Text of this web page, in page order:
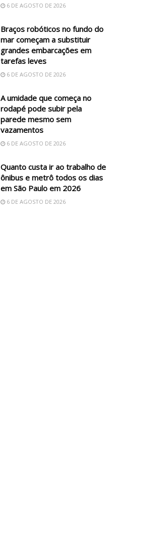
6 DE AGOSTO DE 2026
Braços robóticos no fundo do
mar começam a substituir
grandes embarcações em
tarefas leves
6 DE AGOSTO DE 2026
A umidade que começa no
rodapé pode subir pela
parede mesmo sem
vazamentos
6 DE AGOSTO DE 2026
Quanto custa ir ao trabalho de
ônibus e metrô todos os dias
em São Paulo em 2026
6 DE AGOSTO DE 2026